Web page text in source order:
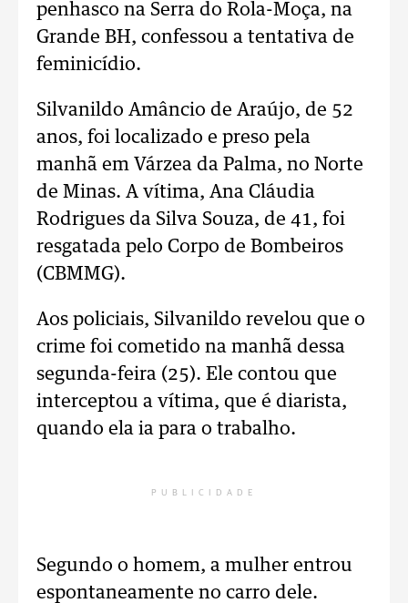
penhasco na Serra do Rola-Moça, na
Grande BH, confessou a tentativa de
feminicídio.
Silvanildo Amâncio de Araújo, de 52
anos, foi localizado e preso pela
manhã em Várzea da Palma, no Norte
de Minas. A vítima, Ana Cláudia
Rodrigues da Silva Souza, de 41, foi
resgatada pelo Corpo de Bombeiros
(CBMMG).
Aos policiais, Silvanildo revelou que o
crime foi cometido na manhã dessa
segunda-feira (25). Ele contou que
interceptou a vítima, que é diarista,
quando ela ia para o trabalho.
PUBLICIDADE
Segundo o homem, a mulher entrou
espontaneamente no carro dele.